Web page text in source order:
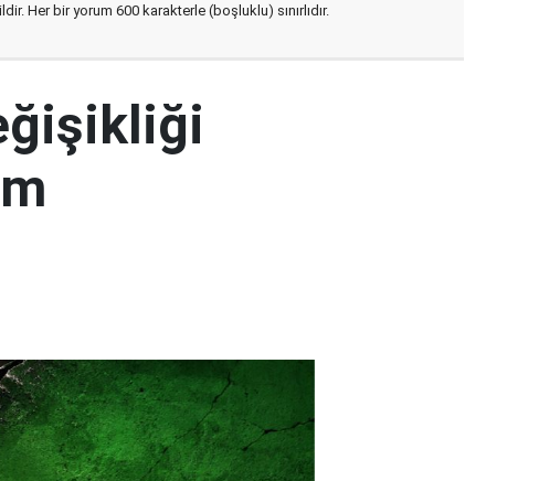
Her bir yorum 600 karakterle (boşluklu) sınırlıdır.